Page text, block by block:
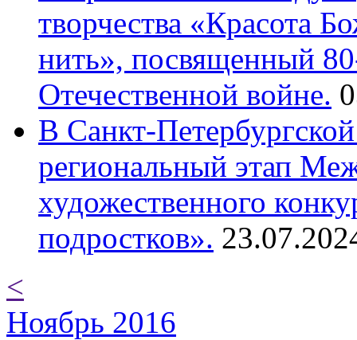
творчества «Красота
нить», посвященный
Отечественной войне.
В Санкт-
региональный этап
художественного
подростков».
<
Ноябрь 2016